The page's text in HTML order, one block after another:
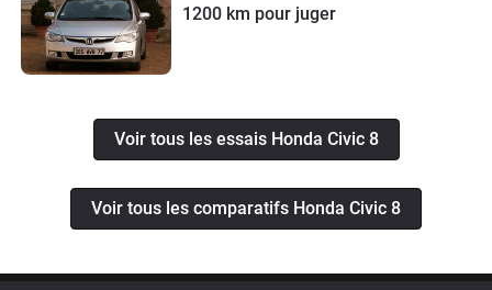
1200 km pour juger
Voir tous les essais Honda Civic 8
Voir tous les comparatifs Honda Civic 8